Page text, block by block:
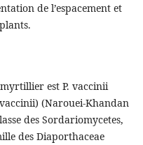
de l’espacement et
est P. vaccinii
(Narouei-Khandan
des Sordariomycetes,
des Diaporthaceae